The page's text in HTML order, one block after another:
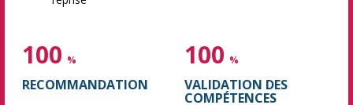
100 %
RECOMMANDATION
100 %
VALIDATION DES
COMPÉTENCES